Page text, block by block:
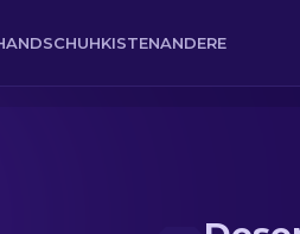
KISTENANDERE